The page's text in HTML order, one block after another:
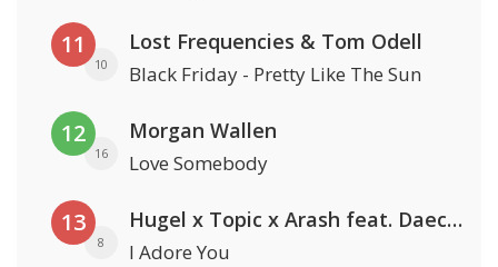
11
10
Lost Frequencies & Tom Odell
Black Friday - Pretty Like The Sun
12
16
Morgan Wallen
Love Somebody
13
8
Hugel x Topic x Arash feat. Daecolm
I Adore You